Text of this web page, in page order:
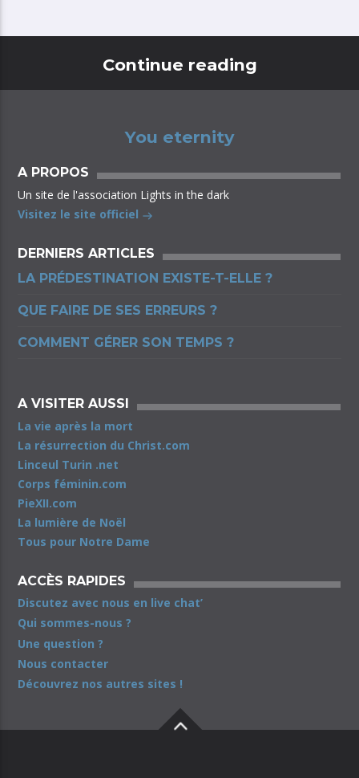
Continue reading
You eternity
A PROPOS
Un site de l'association Lights in the dark
Visitez le site officiel
DERNIERS ARTICLES
LA PRÉDESTINATION EXISTE-T-ELLE ?
QUE FAIRE DE SES ERREURS ?
COMMENT GÉRER SON TEMPS ?
A VISITER AUSSI
La vie après la mort
La résurrection du Christ.com
Linceul Turin .net
Corps féminin.com
PieXII.com
La lumière de Noël
Tous pour Notre Dame
ACCÈS RAPIDES
Discutez avec nous en live chat’
Qui sommes-nous ?
Une question ?
Nous contacter
Découvrez nos autres sites !